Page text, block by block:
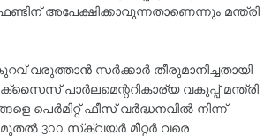
അപേക്ഷിക്കാവുന്നതാണെന്നും മന്ത്രി
കുറവ് വരുത്താന്‍ സര്‍ക്കാര്‍ തീരുമാനിച്ചതായി
പാര്‍ലമെന്ററികാര്യ വകുപ്പ് മന്ത്രി
പെര്‍മിറ്റ് ഫീസ് വര്‍ദ്ധനവില്‍ നിന്ന്
മുതല്‍ 300 സ്‌ക്വയര്‍ മീറ്റര്‍ വരെ